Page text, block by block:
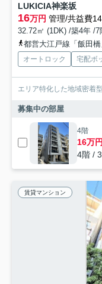
LUKICIA神楽坂
16万円 管理/共益費
32.72㎡ (1DK) /築4年 /7
都営大江戸線「飯田
オートロック 宅配ボ
エリア特化した地域密着
募集中の部屋
4階
16万円
4階 /
賃貸マンション